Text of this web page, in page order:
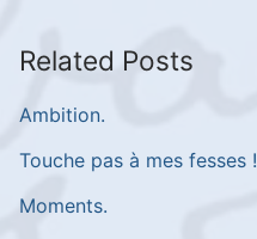
Related Posts
Ambition.
Touche pas à mes fesses !
Moments.